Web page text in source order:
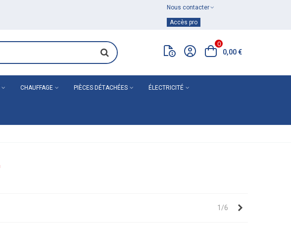
Nous contacter
Accès pro
0
0,00 €
CHAUFFAGE PIÈCES DÉTACHÉES ÉLECTRICITÉ
1/6